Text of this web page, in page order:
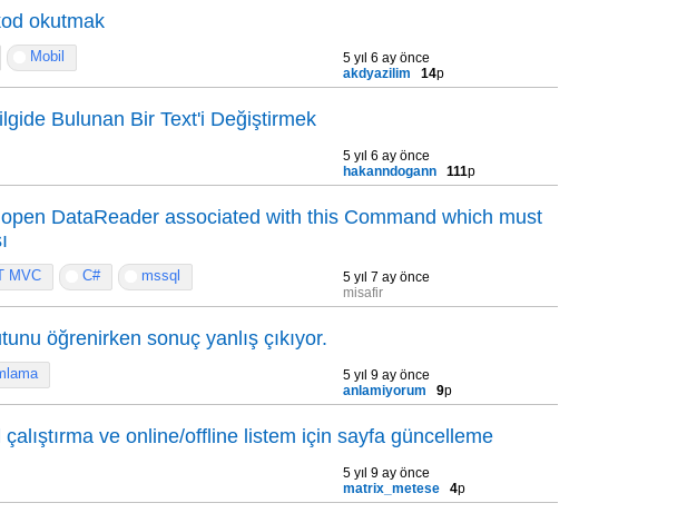
okutmak
Mobil
5 yıl 6 ay önce
akdyazilim
14p
Bulunan Bir Text'i Değiştirmek
5 yıl 6 ay önce
hakanndogann
111p
DataReader associated with this Command which must
MVC C# mssql
5 yıl 7 ay önce
misafir
öğrenirken sonuç yanlış çıkıyor.
5 yıl 9 ay önce
anlamiyorum
9p
ve online/offline listem için sayfa güncelleme
5 yıl 9 ay önce
matrix_metese
4p